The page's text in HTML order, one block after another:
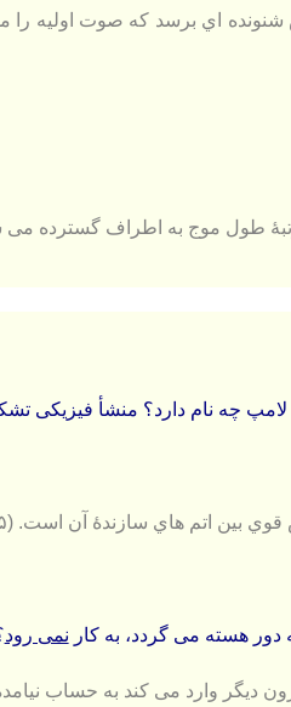
اي برسد که صوت اولیه را
طول موج به اطراف گسترده می
چه نام دارد؟ منشأ فیزیکی
اتم هاي سازندۀ آن است. (۰.۲۵)
هسته می گردد، به کار نمی رود
دیگر وارد می کند به حساب